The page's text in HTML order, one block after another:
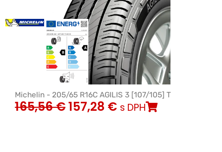
Michelin - 205/65 R16C AGILIS 3 [107/105] T
165,56€157,28 € s DPH